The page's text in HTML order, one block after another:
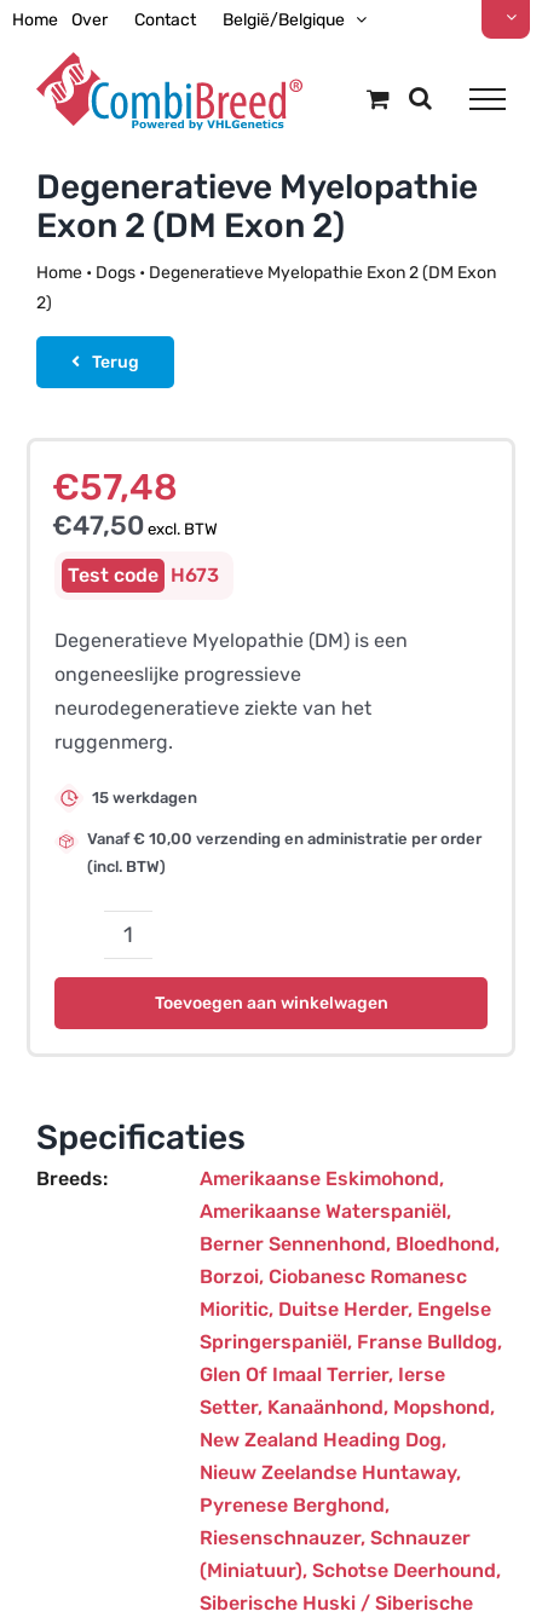
Ga
inhoud
Home Over Contact België/Belgique
Degeneratieve Myelopathie
Exon 2 (DM Exon 2)
Home• Dogs• Degeneratieve Myelopathie Exon 2 (DM Exon
2)
Terug
€57,48
€47,50excl. BTW
H673
Degeneratieve Myelopathie (DM) is een
ongeneeslijke progressieve
neurodegeneratieve ziekte van het
ruggenmerg.
15 werkdagen
Vanaf € 10,00 verzending en administratie per order
(incl. BTW)
Degeneratieve
Myelopathie
Exon
2)
Toevoegen aan winkelwagen
Specificaties
Breeds Amerikaanse Eskimohond,
Amerikaanse Waterspaniël,
Berner Sennenhond, Bloedhond,
Borzoi, Ciobanesc Romanesc
Mioritic, Duitse Herder, Engelse
Springerspaniël, Franse Bulldog,
Glen Of Imaal Terrier, Ierse
Setter, Kanaänhond, Mopshond,
New Zealand Heading Dog,
Nieuw Zeelandse Huntaway,
Pyrenese Berghond,
Riesenschnauzer, Schnauzer
(miniatuur), Schotse Deerhound,
Siberische Huski / Siberische